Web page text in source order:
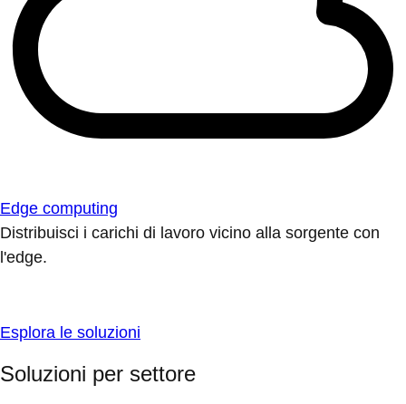
Edge computing
Distribuisci i carichi di lavoro vicino alla sorgente con
l'edge.
Esplora le soluzioni
Soluzioni per settore